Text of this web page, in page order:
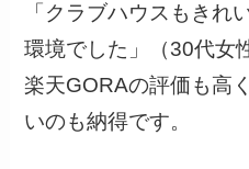
「クラブハウスもきれ
環境でした」（30代女
楽天GORAの評価も高
いのも納得です。